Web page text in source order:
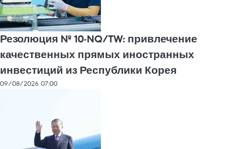
Резолюция № 10-NQ/TW: привлечение
качественных прямых иностранных
инвестиций из Республики Корея
09/08/2026 07:00